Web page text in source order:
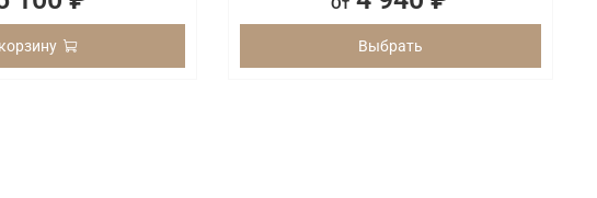
Выбрать